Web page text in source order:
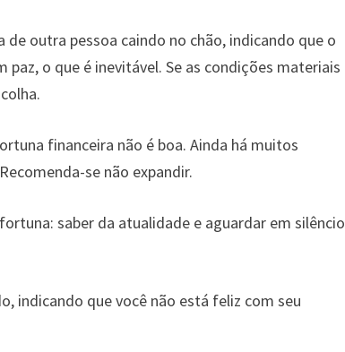
outra pessoa caindo no chão, indicando que o
o que é inevitável. Se as condições materiais
financeira não é boa. Ainda há muitos
se não expandir.
saber da atualidade e aguardar em silêncio
indicando que você não está feliz com seu